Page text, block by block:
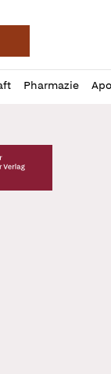
Pharmazie
Verlag Logo